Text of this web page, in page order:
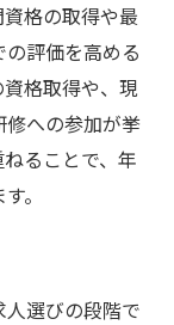
格の取得や最
評価を高める
格取得や、現
への参加が挙
ることで、年
。
選びの段階で